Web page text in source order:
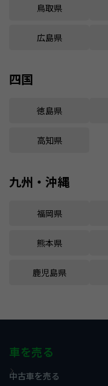
鳥取県
広島県
四国
徳島県
高知県
九州・沖縄
福岡県
熊本県
鹿児島県
車を売る
中古車を売る